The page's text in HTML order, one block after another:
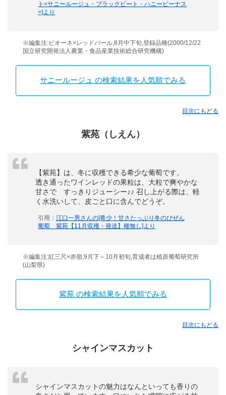
ト<サニールージュ・ブラックビート・ハニービーナス
>]より
※編集注:ピオーネ×レッドパール,8月中下旬,登録品種(2000/12/22
国立研究開発法人農業・食品産業技術総合研究機構)
サニールージュ の検索結果を人気順でみる
目次にもどる
紫苑（しえん）
【紫苑】は、冬に収穫できる希少な葡萄です。
透き通ったワインレッドの果粒は、大粒で爽やかな
甘さで すっきりジューシー♪♪ 召し上がる際は、軽
く水洗いして、皮ごと口に含んでどうぞ。
引用： 江口一男さんの[希少！甘さたっぷり冬のびぜん
葡萄 紫苑【11月収穫・発送】種無し]より
※編集注:紅三尺×赤嶺,9月下～10月初旬,育成者は植原葡萄研究所
(山梨県)
紫苑 の検索結果を人気順でみる
目次にもどる
シャインマスカット
シャインマスカットの魅力はなんといっても香りの